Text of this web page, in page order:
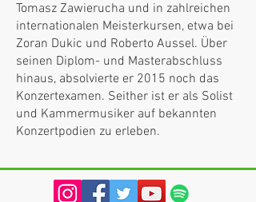
Tomasz Zawierucha und in zahlreichen
internationalen Meisterkursen, etwa bei
Zoran Dukic und Roberto Aussel. Über
seinen Diplom- und Masterabschluss
hinaus, absolvierte er 2015 noch das
Konzertexamen. Seither ist er als Solist
und Kammermusiker auf bekannten
Konzertpodien zu erleben.